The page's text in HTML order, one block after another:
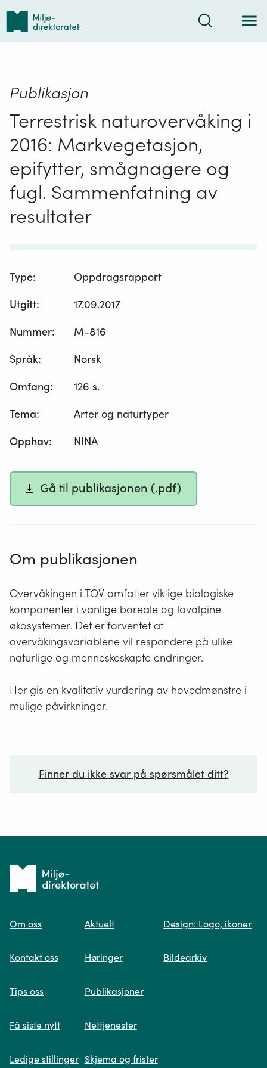
Tilbake
forsiden
Søk
Publikasjon
Terrestrisk naturovervåking i
2016: Markvegetasjon,
epifytter, smågnagere og
fugl. Sammenfatning av
resultater
Type:
Oppdragsrapport
Utgitt:
17.09.2017
Nummer:
M-816
Språk:
Norsk
Omfang:
126 s.
Tema:
Arter og naturtyper
Opphav: NINA
Gå til publikasjonen (.pdf)
Om publikasjonen
Overvåkingen i TOV omfatter viktige biologiske
komponenter i vanlige boreale og lavalpine
økosystemer. Det er forventet at
overvåkingsvariablene vil respondere på ulike
naturlige og menneskeskapte endringer.
Her gis en kvalitativ vurdering av hovedmønstre i
mulige påvirkninger.
Finner du ikke svar på spørsmålet ditt?
Spør oss
søk og viser deg vår mest relevante
Tilbake
forsiden
Om oss
Kontakt oss
Tips oss
Få siste nytt
Ledige stillinger
Aktuelt
Høringer
Publikasjoner
Nettjenester
Skjema og frister
Design: Logo, ikoner
Bildearkiv